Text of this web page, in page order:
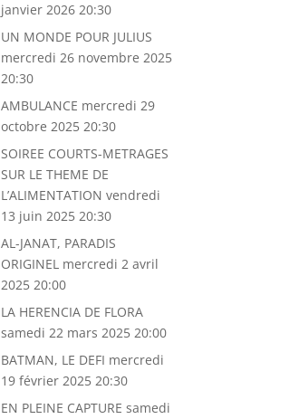
janvier 2026 20:30
UN MONDE POUR JULIUS
mercredi 26 novembre 2025
20:30
AMBULANCE mercredi 29
octobre 2025 20:30
SOIREE COURTS-METRAGES
SUR LE THEME DE
L’ALIMENTATION vendredi
13 juin 2025 20:30
AL-JANAT, PARADIS
ORIGINEL mercredi 2 avril
2025 20:00
LA HERENCIA DE FLORA
samedi 22 mars 2025 20:00
BATMAN, LE DEFI mercredi
19 février 2025 20:30
EN PLEINE CAPTURE samedi